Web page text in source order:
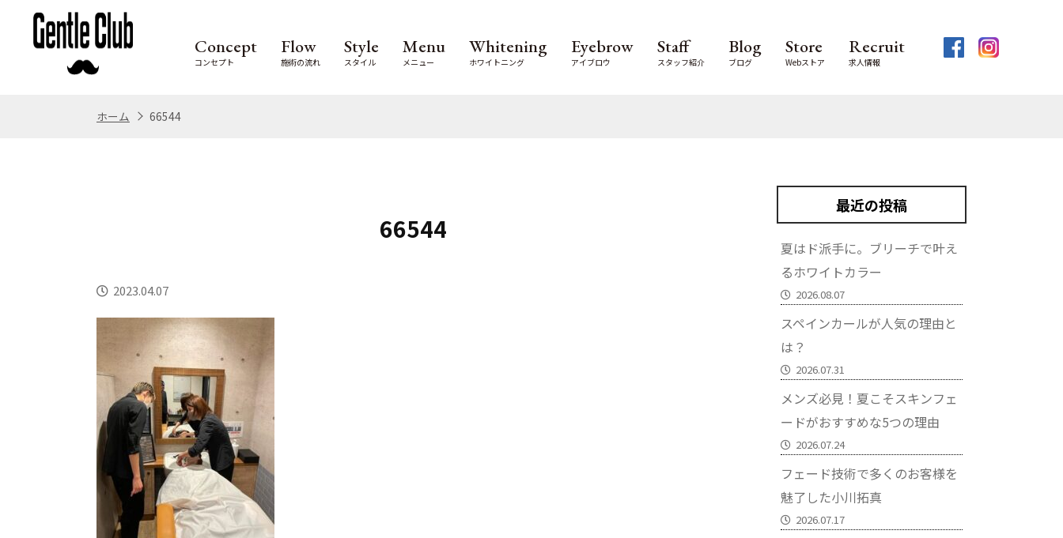
Concept
コンセプト
Flow
施術の流れ
Style
スタイル
Menu
メニュー
Whitening
ホワイトニング
Eyebrow
アイブロウ
Staff
スタッフ紹介
Blog
ブログ
Store
Webストア
Recruit
求人情報
ホーム 66544
66544
2023.04.07
最近の投稿
夏はド派手に。ブリーチで叶え
るホワイトカラー
2026.08.07
スペインカールが人気の理由と
は？
2026.07.31
メンズ必見！夏こそスキンフェ
ードがおすすめな5つの理由
2026.07.24
フェード技術で多くのお客様を
魅了した小川拓真
2026.07.17